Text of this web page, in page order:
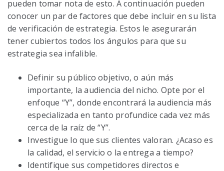
pueden tomar nota de esto. A continuación pueden
conocer un par de factores que debe incluir en su lista
de verificación de estrategia. Estos le asegurarán
tener cubiertos todos los ángulos para que su
estrategia sea infalible.
Definir su público objetivo, o aún más
importante, la audiencia del nicho. Opte por el
enfoque “Y”, donde encontrará la audiencia más
especializada en tanto profundice cada vez más
cerca de la raíz de “Y”.
Investigue lo que sus clientes valoran. ¿Acaso es
la calidad, el servicio o la entrega a tiempo?
Identifique sus competidores directos e